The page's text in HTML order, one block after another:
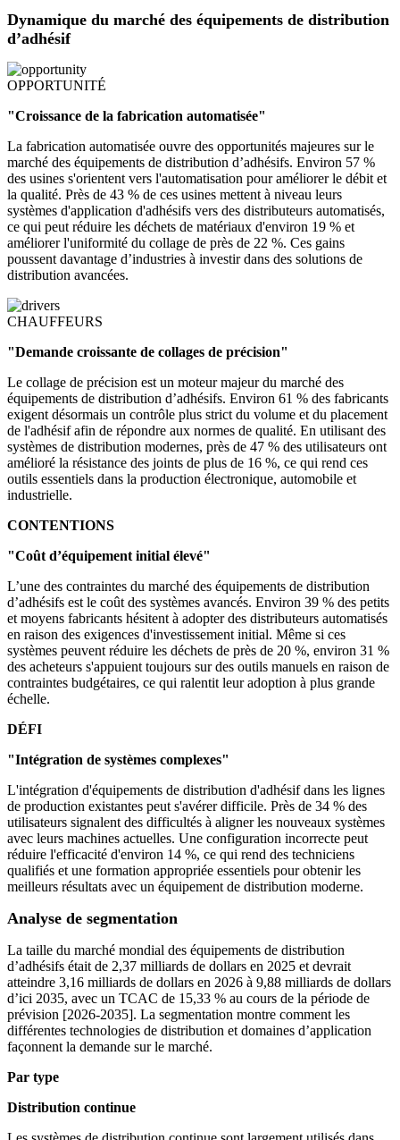
Dynamique du marché des équipements de distribution
d’adhésif
OPPORTUNITÉ
"Croissance de la fabrication automatisée"
La fabrication automatisée ouvre des opportunités majeures sur le
marché des équipements de distribution d’adhésifs. Environ 57 %
des usines s'orientent vers l'automatisation pour améliorer le débit et
la qualité. Près de 43 % de ces usines mettent à niveau leurs
systèmes d'application d'adhésifs vers des distributeurs automatisés,
ce qui peut réduire les déchets de matériaux d'environ 19 % et
améliorer l'uniformité du collage de près de 22 %. Ces gains
poussent davantage d’industries à investir dans des solutions de
distribution avancées.
CHAUFFEURS
"Demande croissante de collages de précision"
Le collage de précision est un moteur majeur du marché des
équipements de distribution d’adhésifs. Environ 61 % des fabricants
exigent désormais un contrôle plus strict du volume et du placement
de l'adhésif afin de répondre aux normes de qualité. En utilisant des
systèmes de distribution modernes, près de 47 % des utilisateurs ont
amélioré la résistance des joints de plus de 16 %, ce qui rend ces
outils essentiels dans la production électronique, automobile et
industrielle.
CONTENTIONS
"Coût d’équipement initial élevé"
L’une des contraintes du marché des équipements de distribution
d’adhésifs est le coût des systèmes avancés. Environ 39 % des petits
et moyens fabricants hésitent à adopter des distributeurs automatisés
en raison des exigences d'investissement initial. Même si ces
systèmes peuvent réduire les déchets de près de 20 %, environ 31 %
des acheteurs s'appuient toujours sur des outils manuels en raison de
contraintes budgétaires, ce qui ralentit leur adoption à plus grande
échelle.
DÉFI
"Intégration de systèmes complexes"
L'intégration d'équipements de distribution d'adhésif dans les lignes
de production existantes peut s'avérer difficile. Près de 34 % des
utilisateurs signalent des difficultés à aligner les nouveaux systèmes
avec leurs machines actuelles. Une configuration incorrecte peut
réduire l'efficacité d'environ 14 %, ce qui rend des techniciens
qualifiés et une formation appropriée essentiels pour obtenir les
meilleurs résultats avec un équipement de distribution moderne.
Analyse de segmentation
La taille du marché mondial des équipements de distribution
d’adhésifs était de 2,37 milliards de dollars en 2025 et devrait
atteindre 3,16 milliards de dollars en 2026 à 9,88 milliards de dollars
d’ici 2035, avec un TCAC de 15,33 % au cours de la période de
prévision [2026-2035]. La segmentation montre comment les
différentes technologies de distribution et domaines d’application
façonnent la demande sur le marché.
Par type
Distribution continue